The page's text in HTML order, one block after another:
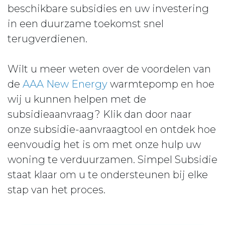
beschikbare subsidies en uw investering
in een duurzame toekomst snel
terugverdienen.
Wilt u meer weten over de voordelen van
de AAA New Energy warmtepomp en hoe
wij u kunnen helpen met de
subsidieaanvraag? Klik dan door naar
onze subsidie-aanvraagtool en ontdek hoe
eenvoudig het is om met onze hulp uw
woning te verduurzamen. Simpel Subsidie
staat klaar om u te ondersteunen bij elke
stap van het proces.